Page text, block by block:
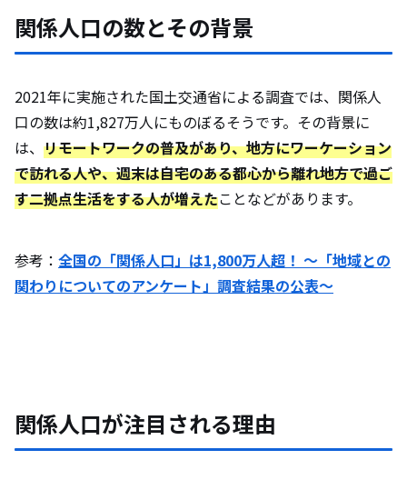
関係人口の数とその背景
2021年に実施された国土交通省による調査では、関係人
口の数は約1,827万人にものぼるそうです。その背景に
は、 リモートワークの普及があり、地方にワーケーション
で訪れる人や、週末は自宅のある都心から離れ地方で過ご
す二拠点生活をする人が増えたことなどがあります。
参考： 全国の「関係人口」は1,800万人超！ ～「地域との
関わりについてのアンケート」調査結果の公表～
関係人口が注目される理由